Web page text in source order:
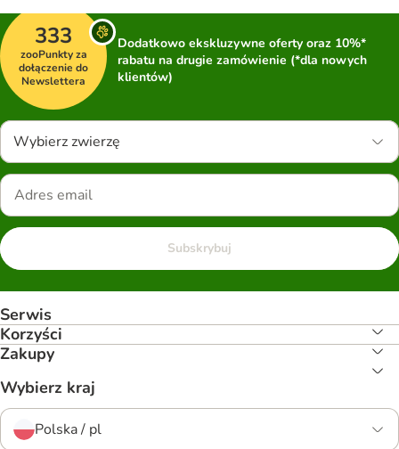
333
zooPunkty za
dołączenie do
Newslettera
Dodatkowo ekskluzywne oferty oraz 10%*
rabatu na drugie zamówienie (*dla nowych
klientów)
Wybierz zwierzę
Subskrybuj
Serwis
Korzyści
Zakupy
Wybierz kraj
Polska / pl